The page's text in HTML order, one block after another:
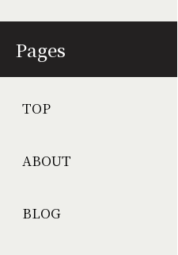
Pages
TOP
ABOUT
BLOG